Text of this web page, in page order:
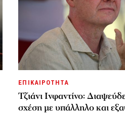
ΕΠΙΚΑΙΡΟΤΗΤΑ
Τζιάνι Ινφαντίνο:
σχέση με υπάλληλο και